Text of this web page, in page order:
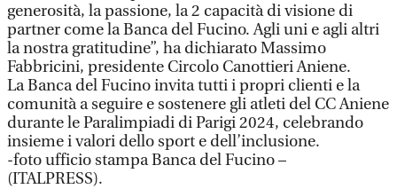
generosità, la passione, la 2 capacità di visione di
partner come la Banca del Fucino. Agli uni e agli altri
la nostra gratitudine”, ha dichiarato Massimo
Fabbricini, presidente Circolo Canottieri Aniene.
La Banca del Fucino invita tutti i propri clienti e la
comunità a seguire e sostenere gli atleti del CC Aniene
durante le Paralimpiadi di Parigi 2024, celebrando
insieme i valori dello sport e dell’inclusione.
-foto ufficio stampa Banca del Fucino –
(ITALPRESS).